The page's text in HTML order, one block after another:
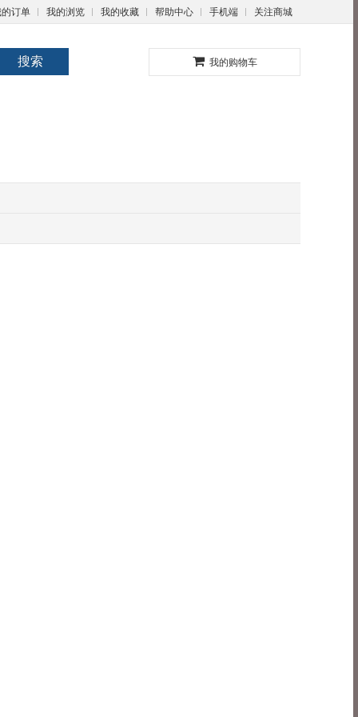
订单 我的浏览 我的收藏 帮助中心 手机端 关注商城
搜索 我的购物车